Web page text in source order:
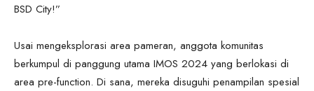
BSD City!”
Usai mengeksplorasi area pameran, anggota komunitas
berkumpul di panggung utama IMOS 2024 yang berlokasi di
area pre-function. Di sana, mereka disuguhi penampilan spesial